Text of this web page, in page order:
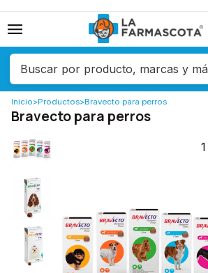
menu
Inicio>Productos>Bravecto para perros
Bravecto para perros
1